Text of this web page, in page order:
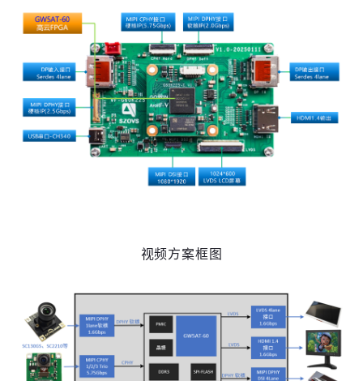
高云用户登录
获取验证码
视频方案框图